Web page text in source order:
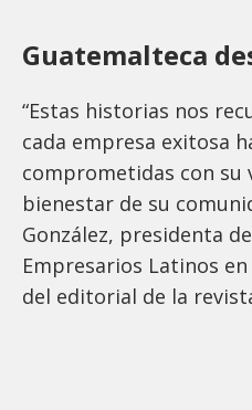
Guatemalteca
“Estas historias nos
cada empresa exitosa
comprometidas con su
bienestar de su
González, presidenta
Empresarios Latinos
del editorial de la